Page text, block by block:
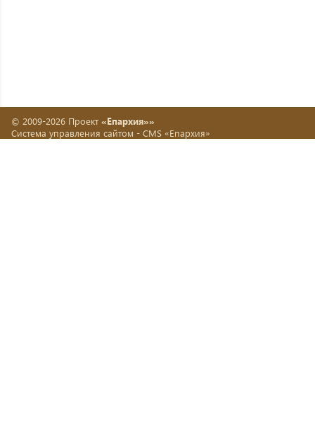
© 2009-2026 Проект «Епархия»»
Система управления сайтом - CMS «Епархия»